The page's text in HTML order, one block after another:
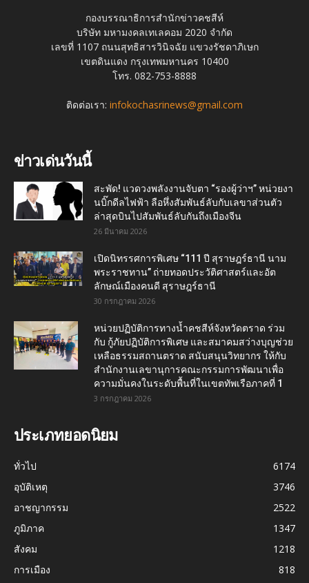
กองบรรณาธิการสำนักข่าวคชสีห์
บริษัท มหามงคลเทเลคอม 2020 จำกัด
เลขที่ 1107 ถนนสุทธิสารวินิจฉัย แขวงรัชดาภิเษก
เขตดินแดง กรุงเทพมหานคร 10400
โทร. 082-753-8888
ติดต่อเรา: infokochasrinews@gmail.com
ข่าวเด่นวันนี้
สะพัด! แวดวงพลังงานจับตา “รองผู้ว่าฯ” หน่วยงา
นบิ๊กดีลไฟฟ้า ลือหึ่งสัมพันธ์ลับกับเลขาส่วนตัว
ล่าสุดบินไปสัมพันธ์ลับกันถึงเมืองจีน
26 มีนาคม 2026
เปิดนิทรรศการพิเศษ “111 ปี สุราษฎร์ธานี นาม
พระราชทาน” ถ่ายทอดประวัติศาสตร์และอัต
ลักษณ์เมืองคนดี สุราษฎร์ธานี
30 กรกฎาคม 2026
หน่วยปฏิบัติการทางน้ำคชสีห์จังหวัดตราด ร่วม
กับ กู้ภัยปฏิบัติการพิเศษ และสมาคมสว่างบุญช่วย
เหลือธรรมสถานตราด สนับสนุนวิทยากร ให้กับ
สำนักงานเลขานุการคณะกรรมการพัฒนาเพื่อ
ความมั่นคงในระดับพื้นที่ในเขตทัพเรือภาคที่ 1
3 กรกฎาคม 2026
ประเภทยอดนิยม
ทั่วไป
6174
อุบัติเหตุ
3746
อาชญากรรม
2522
ภูมิภาค
1347
สังคม
1218
การเมือง
818